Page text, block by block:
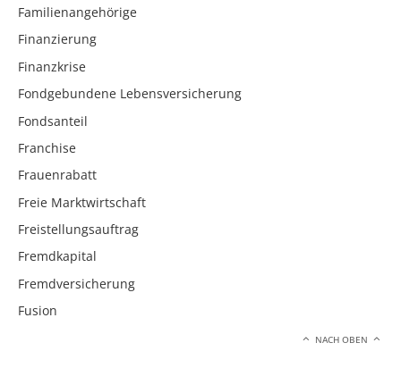
Familienangehörige
Finanzierung
Finanzkrise
Fondgebundene Lebensversicherung
Fondsanteil
Franchise
Frauenrabatt
Freie Marktwirtschaft
Freistellungsauftrag
Fremdkapital
Fremdversicherung
Fusion
NACH OBEN